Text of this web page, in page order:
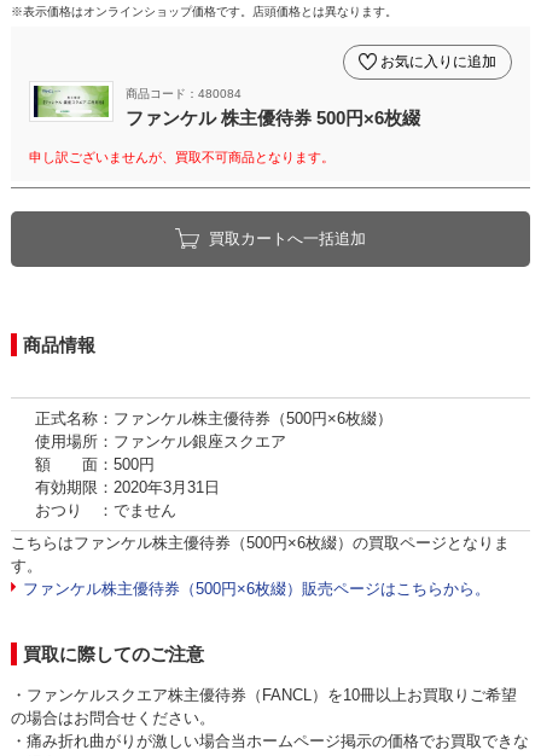
※表示価格はオンラインショップ価格です。店頭価格とは異なります。
商品コード：480084
ファンケル 株主優待券 500円×6枚綴
お気に入りに追加
申し訳ございませんが、買取不可商品となります。
買取カートへ一括追加
商品情報
正式名称：ファンケル株主優待券（500円×6枚綴）
使用場所：ファンケル銀座スクエア
額 面：500円
有効期限：2020年3月31日
おつり ：でません
こちらはファンケル株主優待券（500円×6枚綴）の買取ページとなりま
す。
ファンケル株主優待券（500円×6枚綴）販売ページはこちらから。
買取に際してのご注意
・ファンケルスクエア株主優待券（FANCL）を10冊以上お買取りご希望
の場合はお問合せください。
・痛み折れ曲がりが激しい場合当ホームページ掲示の価格でお買取できな